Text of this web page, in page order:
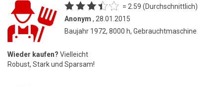
= 2.59 (Durchschnittlich)
Anonym , 28.01.2015
Baujahr 1972, 8000 h, Gebrauchtmaschine
Wieder kaufen? Vielleicht
Robust, Stark und Sparsam!